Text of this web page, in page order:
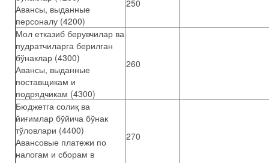
Авансы, выданные
персоналу (4200)
250
Мол етказиб берувчилар ва
пудратчиларга берилган
бўнаклар (4300)
Авансы, выданные
поставщикам и
подрядчикам (4300)
260
Бюджетга солиқ ва
йиғимлар бўйича бўнак
тўловлари (4400)
Авансовые платежи по
налогам и сборам в
270